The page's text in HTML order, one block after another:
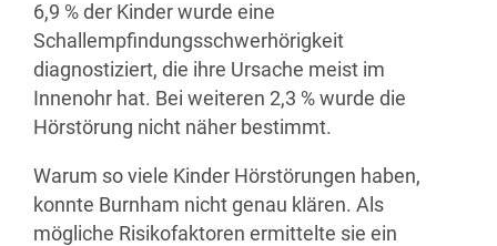
6,9 % der Kinder wurde eine
Schallempfindungsschwerhörigkeit
diagnostiziert, die ihre Ursache meist im
Innenohr hat. Bei weiteren 2,3 % wurde die
Hörstörung nicht näher bestimmt.
Warum so viele Kinder Hörstörungen haben,
konnte Burnham nicht genau klären. Als
mögliche Risikofaktoren ermittelte sie ein